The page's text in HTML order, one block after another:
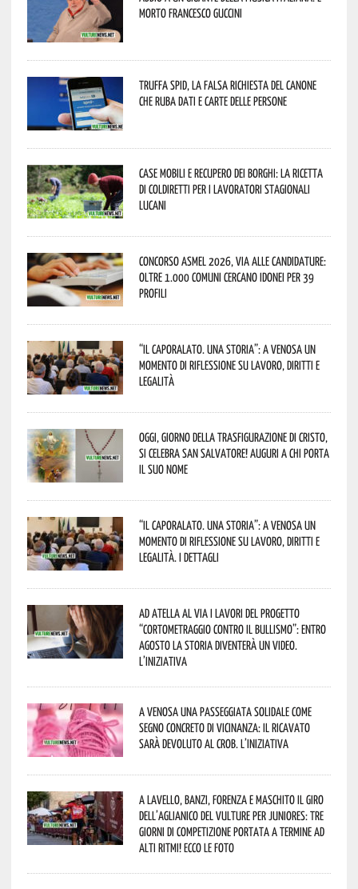
morto Francesco Guccini
Truffa Spid, la falsa richiesta del canone
che ruba dati e carte delle persone
Case mobili e recupero dei borghi: la ricetta
di Coldiretti per i lavoratori stagionali
lucani
Concorso Asmel 2026, via alle candidature:
oltre 1.000 Comuni cercano idonei per 39
profili
“Il caporalato. Una storia”: a Venosa un
momento di riflessione su lavoro, diritti e
legalità
Oggi, giorno della Trasfigurazione di Cristo,
si celebra San Salvatore! Auguri a chi porta
il suo nome
“Il caporalato. Una storia”: a Venosa un
momento di riflessione su lavoro, diritti e
legalità. I dettagli
Ad Atella al via i lavori del progetto
“Cortometraggio contro il bullismo”: entro
agosto la storia diventerà un video.
L’iniziativa
A Venosa una passeggiata solidale come
segno concreto di vicinanza: il ricavato
sarà devoluto al CROB. L’iniziativa
A Lavello, Banzi, Forenza e Maschito il Giro
dell’Aglianico del Vulture per juniores: tre
giorni di competizione portata a termine ad
alti ritmi! Ecco le foto